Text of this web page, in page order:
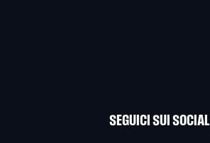
SEGUICI SUI SOCIAL